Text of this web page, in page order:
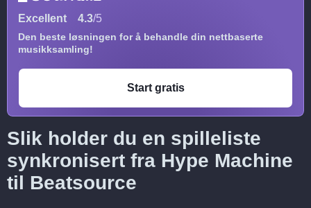
Excellent 4.3/5
Den beste løsningen for å behandle din nettbaserte
musikksamling!
Start gratis
Slik holder du en spilleliste
synkronisert fra Hype Machine
til Beatsource